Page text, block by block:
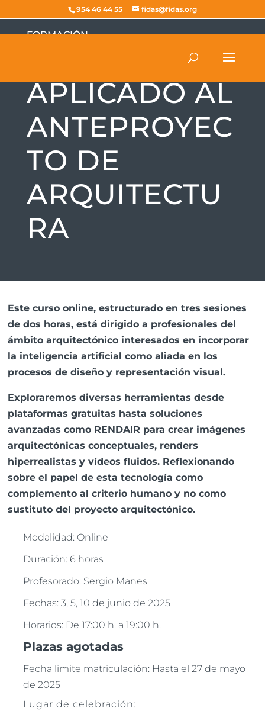
954 46 44 55 fidas@fidas.org
FORMACIÓN
TALLER DE IA
APLICADO AL
ANTEPROYEC
TO DE
ARQUITECTU
RA
Este curso online, estructurado en tres sesiones
de dos horas, está dirigido a profesionales del
ámbito arquitectónico interesados en incorporar
la inteligencia artificial como aliada en los
procesos de diseño y representación visual.
Exploraremos diversas herramientas desde
plataformas gratuitas hasta soluciones
avanzadas como RENDAIR para crear imágenes
arquitectónicas conceptuales, renders
hiperrealistas y vídeos fluidos. Reflexionando
sobre el papel de esta tecnología como
complemento al criterio humano y no como
sustituto del proyecto arquitectónico.
Modalidad: Online
Duración: 6 horas
Profesorado: Sergio Manes
Fechas: 3, 5, 10 de junio de 2025
Horarios: De 17:00 h. a 19:00 h.
Plazas agotadas
Fecha limite matriculación: Hasta el 27 de mayo
de 2025
Lugar de celebración: